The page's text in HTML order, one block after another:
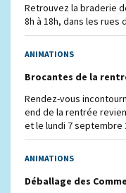
Retrouvez la braderie
8h à 18h, dans les rues
ANIMATIONS
Brocantes de la
Rendez-vous
end de la rentrée
et le lundi 7 septembre
ANIMATIONS
Déballage des